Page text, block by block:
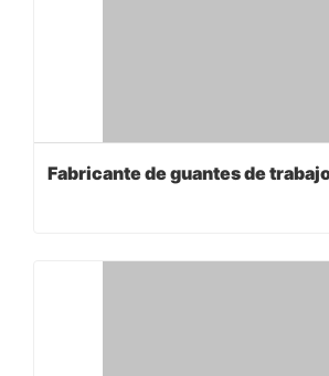
Fabricante de guantes de